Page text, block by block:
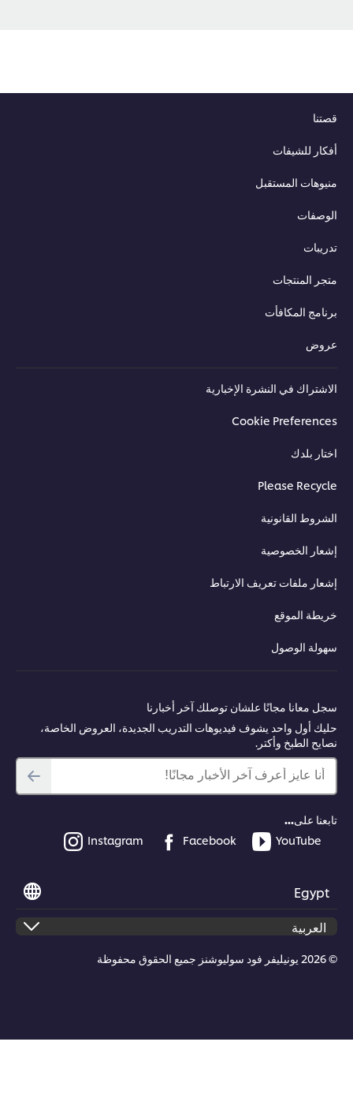
قصتنا
أفكار للشيفات
منيوهات المستقبل
الوصفات
تدريبات
متجر المنتجات
برنامج المكافأت
عروض
الاشتراك في النشرة الإخبارية
Cookie Preferences
اختار بلدك
Please Recycle
الشروط القانونية
إشعار الخصوصية
إشعار ملفات تعريف الارتباط
خريطة الموقع
سهولة الوصول
سجل معانا مجانًا علشان توصلك آخر أخبارنا
حليك أول واحد يشوف فيديوهات التدريب الجديدة، العروض الخاصة،
نصايح الطبخ وأكتر.
أنا عايز أعرف آخر الأخبار مجانًا!
تابعنا على...
YouTube
Facebook
Instagram
Egypt